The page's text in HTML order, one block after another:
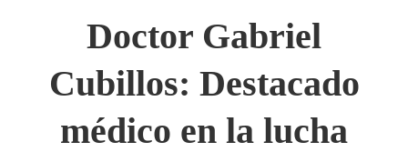
Doctor Gabriel
Cubillos: Destacado
médico en la lucha